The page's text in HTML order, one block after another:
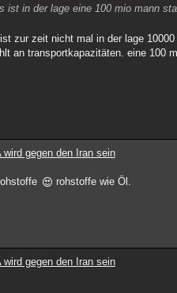
ist in der lage eine 100 mio mann
zur zeit nicht mal in der lage
an transportkapazitäten. eine 100
gegen den Iran sein
rohstoffe wie Öl.
gegen den Iran sein